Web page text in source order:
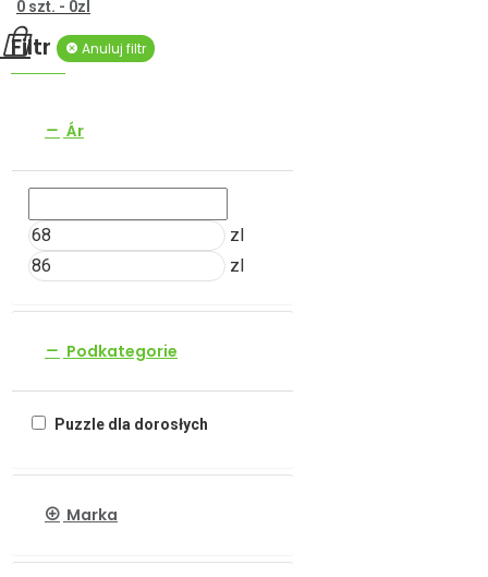
0 szt. - 0zl
Filtr Anuluj filtr
Ár
zl
zl
Podkategorie
Puzzle dla dorosłych
Marka